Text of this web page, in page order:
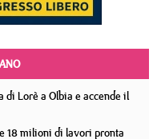
Lorè a Olbia e accende il
18 milioni di lavori pronta